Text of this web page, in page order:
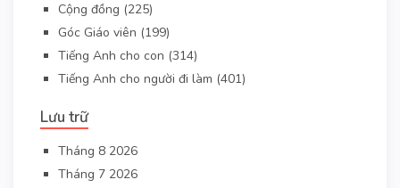
Cộng đồng (225)
Góc Giáo viên (199)
Tiếng Anh cho con (314)
Tiếng Anh cho người đi làm (401)
Lưu trữ
Tháng 8 2026
Tháng 7 2026